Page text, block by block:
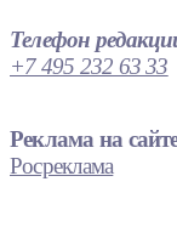
Телефон
+7 495 232 63 33
Реклама на
Росреклама